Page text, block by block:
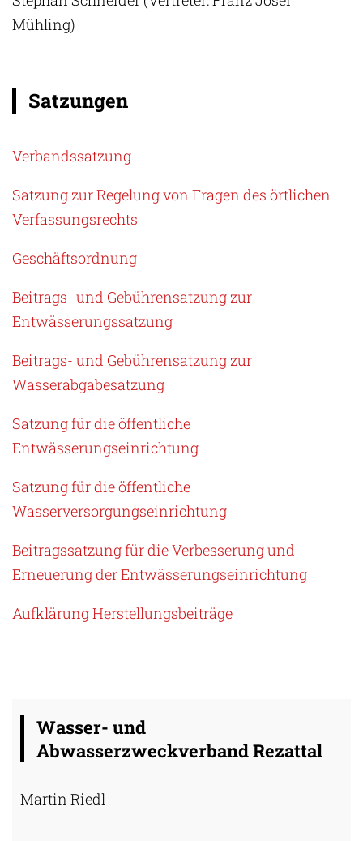
Mühling)
Satzungen
Verbandssatzung
Satzung zur Regelung von Fragen des örtlichen
Verfassungsrechts
Geschäftsordnung
Beitrags- und Gebührensatzung zur
Entwässerungssatzung
Beitrags- und Gebührensatzung zur
Wasserabgabesatzung
Satzung für die öffentliche
Entwässerungseinrichtung
Satzung für die öffentliche
Wasserversorgungseinrichtung
Beitragssatzung für die Verbesserung und
Erneuerung der Entwässerungseinrichtung
Aufklärung Herstellungsbeiträge
Wasser- und
Abwasserzweckverband Rezattal
Martin Riedl